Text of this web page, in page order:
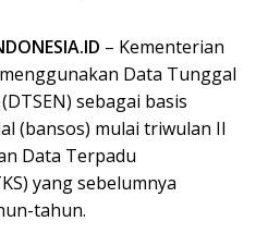
– Kementerian
Data Tunggal
sebagai basis
(bansos) mulai triwulan II
Data Terpadu
yang sebelumnya
tahun.